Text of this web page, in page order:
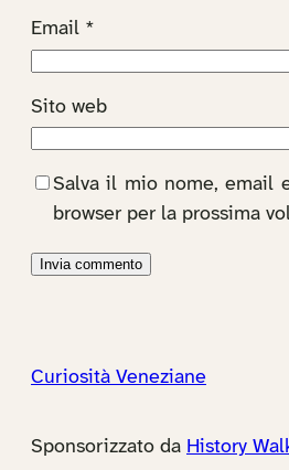
Email *
Sito web
Salva il mio nome, email
browser per la prossima
Curiosità Veneziane
Sponsorizzato da History